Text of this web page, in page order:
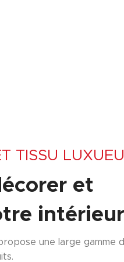
TISSU
et
intérieur
une large gamme